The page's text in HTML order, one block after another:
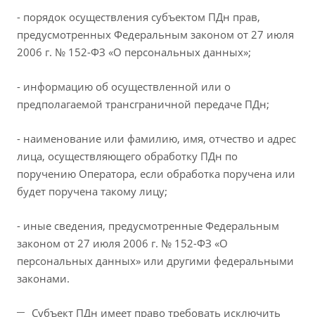
- порядок осуществления субъектом ПДн прав,
предусмотренных Федеральным законом от 27 июля
2006 г. № 152-ФЗ «О персональных данных»;
- информацию об осуществленной или о
предполагаемой трансграничной передаче ПДн;
- наименование или фамилию, имя, отчество и адрес
лица, осуществляющего обработку ПДн по
поручению Оператора, если обработка поручена или
будет поручена такому лицу;
- иные сведения, предусмотренные Федеральным
законом от 27 июля 2006 г. № 152-ФЗ «О
персональных данных» или другими федеральными
законами.
Субъект ПДн имеет право требовать исключить